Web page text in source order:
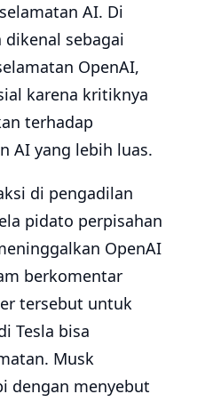
AI. Di
sebagai
OpenAI,
karena kritiknya
terhadap
AI yang lebih luas.
di pengadilan
pidato perpisahan
OpenAI
berkomentar
tersebut untuk
Tesla bisa
Musk
dengan menyebut